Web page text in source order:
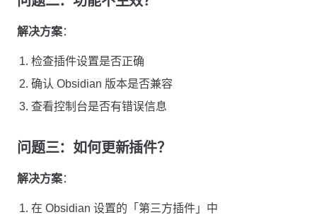
解决方案：
检查插件设置是否正确
确认 Obsidian 版本是否兼容
查看控制台是否有错误信息
问题三：如何更新插件？
解决方案：
在 Obsidian 设置的「第三方插件」中